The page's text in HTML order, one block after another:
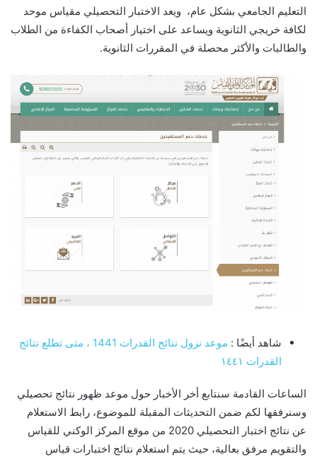
التعليم الجامعي بشكل عام، ويعد الاختبار التحصيلي مقياس موحد
لكافة خريجي الثانوية ويساعد على اختيار أصحاب الكفاءة من الطلاب
والطالبات والأكثر محصلة في المقررات الثانوية.
شاهد أيضًا :
موعد نزول نتائج القدرات 1441 ، متى تطلع نتائج
القدرات ١٤٤١
الساعات القادمة سنتابع أخر الأخبار حول موعد ظهور نتائج تحصيلي
وسنرفقها لكم ضمن التحديثات المقبلة للموضوع، رابط الاستعلام
عن نتائج اختبار التحصيلي 2020 من موقع المركز الوكني للقياس
والتقويم مرفق بعالية، حيث يتم استعلام نتائج اختبارات قياس